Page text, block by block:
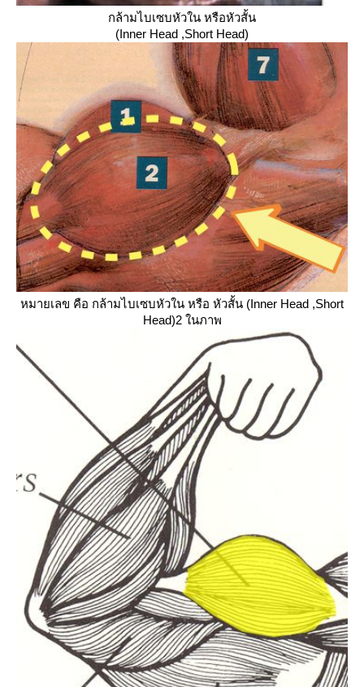
กล้ามไบเซบหัวใน หรือหัวสั้น
(Inner Head ,Short Head)
หมายเลข คือ กล้ามไบเซบหัวใน หรือ หัวสั้น (Inner Head ,Short
Head)2นภาพ